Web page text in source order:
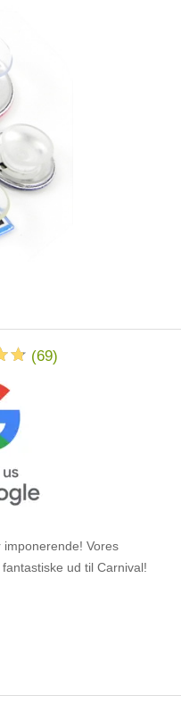
(69)
Vores
ud til Carnival!